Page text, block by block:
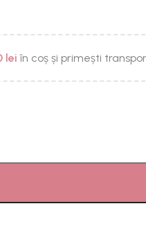
lei în coș și primești